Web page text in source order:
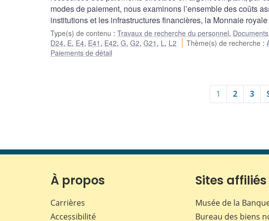
modes de paiement, nous examinons l’ensemble des coûts
institutions et les infrastructures financières, la Monnaie
Type(s) de contenu : Travaux de recherche du personnel,
D24, E, E4, E41 , E42, G, G2, G21 , L, L2 Thème(s) de recherche :
Paiements de détail
1 2 3
À propos
Carrières
Accessibilité
Sites affiliés
Musée de la
Bureau des biens